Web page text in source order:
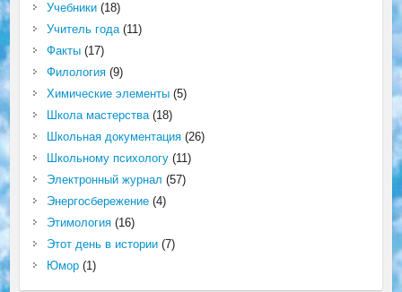
Учебники(18)
Учитель года(11)
Факты(17)
Филология(9)
Химические элементы(5)
Школа мастерства(18)
Школьная документация(26)
Школьному психологу(11)
Электронный журнал (57)
Энергосбережение(4)
Этимология(16)
Этот день в истории(7)
Юмор(1)